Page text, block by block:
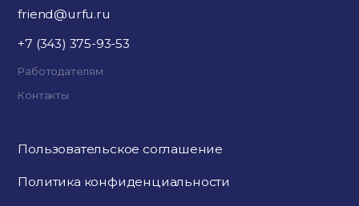
friend@urfu.ru
+7 (343) 375-93-53
Работодателям
Контакты
Пользовательское соглашение
Политика конфиденциальности